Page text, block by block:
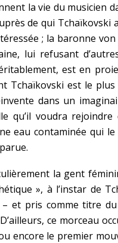
la vie du musicien
de qui Tchaïkovski
; la baronne von
lui refusant
est en
Tchaïkovski est le
dans un
qu’il voudra rejoindre
eau contaminée qui
la gent
», à l’instar de
et pris comme titre
ce morceau
encore le premier